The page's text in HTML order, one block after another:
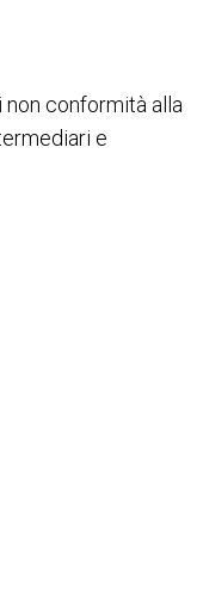
non conformità alla
e